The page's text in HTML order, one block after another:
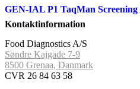
GEN-IAL P1 TaqMan
Kontaktinformation
Food Diagnostics A/S
Søndre Kajgade 7-9
8500 Grenaa, Danmark
CVR 26 84 63 58